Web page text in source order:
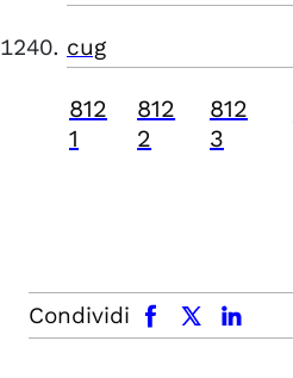
cug
812
1
812
2
812
3
Condividi
facebook x.com linkedin